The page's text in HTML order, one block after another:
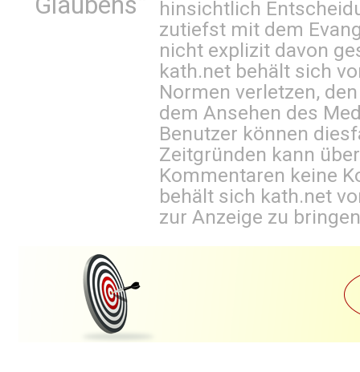
hinsichtlich
zutiefst mit dem
nicht explizit davon
kath.net behält sich
Normen verletzen,
dem Ansehen des
Benutzer können
Zeitgründen kann
Kommentaren keine
behält sich kath.net
zur Anzeige zu